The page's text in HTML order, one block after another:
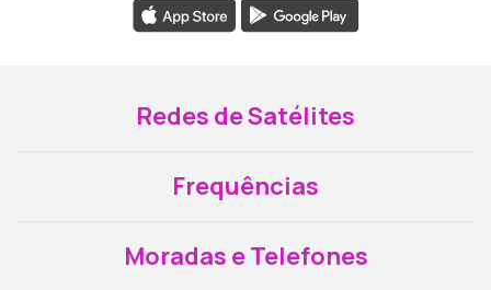
Redes de Satélites
Frequências
Moradas e Telefones